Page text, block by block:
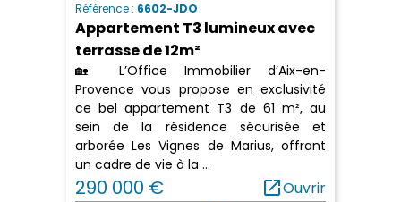
Référence : 6602-JDO
Appartement T3 lumineux avec
terrasse de 12m²
🏡 L’Office Immobilier d’Aix-en-
Provence vous propose en exclusivité
ce bel appartement T3 de 61 m², au
sein de la résidence sécurisée et
arborée Les Vignes de Marius, offrant
un cadre de vie à la ...
290 000 € open_in_newOuvrir